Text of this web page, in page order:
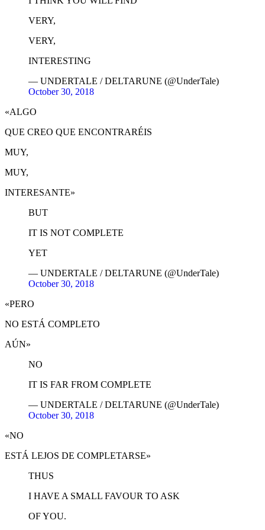
VERY,
VERY,
INTERESTING
— UNDERTALE / DELTARUNE (@UnderTale)
October 30, 2018
«ALGO
QUE CREO QUE ENCONTRARÉIS
MUY,
MUY,
INTERESANTE»
BUT
IT IS NOT COMPLETE
YET
— UNDERTALE / DELTARUNE (@UnderTale)
October 30, 2018
«PERO
NO ESTÁ COMPLETO
AÚN»
NO
IT IS FAR FROM COMPLETE
— UNDERTALE / DELTARUNE (@UnderTale)
October 30, 2018
«NO
ESTÁ LEJOS DE COMPLETARSE»
THUS
I HAVE A SMALL FAVOUR TO ASK
OF YOU.